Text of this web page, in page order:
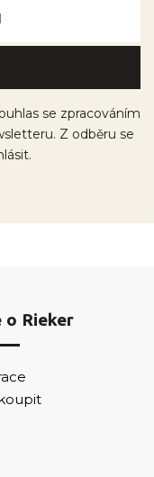
se zpracováním
Z odběru se
o Rieker